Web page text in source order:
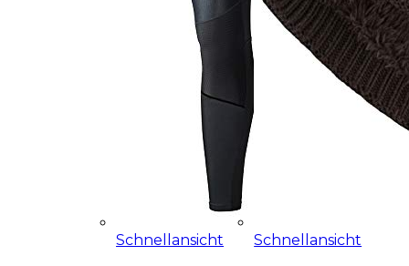
Schnellansicht Schnellansicht